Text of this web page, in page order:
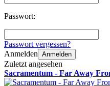
Passwort:
Passwort vergessen?
Anmelden Anmelden
Zuletzt angesehen
Sacramentum - Far Away